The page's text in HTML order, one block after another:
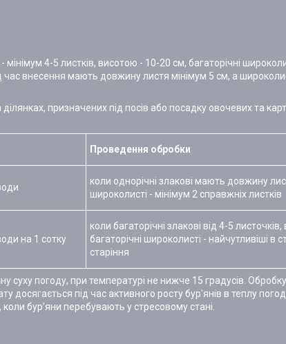
4-5 листків, висотою - 10-20 см, багаторічні
час внесення мають довжину листя мінімум 5 см, а
призначених під посів або посадку овочевих та
Проведення обробки
коли однорічні злакові мають довжину
широколисті - мінімум 2 справжніх листків
на 1 сотку
коли багаторічні злакові від 4-5
багаторічні широколисті - найчутливіші в
старіння
погоду, при температурі не нижче 15 градусів.
досягається під час активного росту бур'янів в теплу
бур’яни перебувають у стресовому стані.